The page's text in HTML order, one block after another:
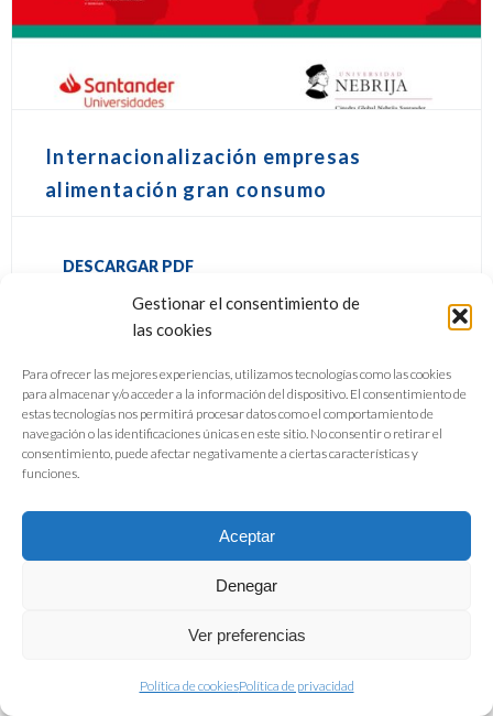
Gestionar el consentimiento de
las cookies
Para ofrecer las mejores experiencias, utilizamos tecnologías como las cookies
para almacenar y/o acceder a la información del dispositivo. El consentimiento de
estas tecnologías nos permitirá procesar datos como el comportamiento de
navegación o las identificaciones únicas en este sitio. No consentir o retirar el
consentimiento, puede afectar negativamente a ciertas características y
funciones.
Aceptar
Denegar
Ver preferencias
Política de cookiesPolítica de privacidad
Internacionalización empresas
alimentación gran consumo
DESCARGAR PDF